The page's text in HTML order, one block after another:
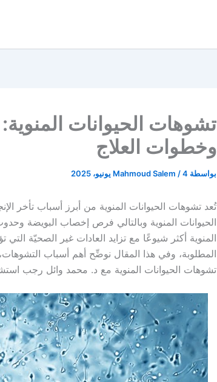
تشوهات الحيوانات
وخطوات العلاج
بواسطة Mahmoud Salem /4 يونيو، 2025
تُعد تشوهات الحيوانات المنوية من أبرز أسباب تأخر
الحيوانات المنوية وبالتالي فرص إخصاب البويضة
المنوية أكثر شيوعًا مع تزايد العادات غير الصحيّة التي
المطلوبة، وفي هذا المقال نوضِّح أهم أسباب التشوهات،
تشوهات الحيوانات المنوية مع د. محمد وائل رجب